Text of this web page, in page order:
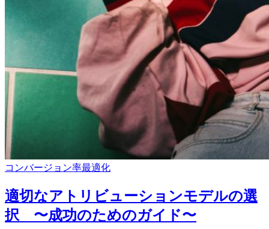
コンバージョン率最適化
適切なアトリビューションモデルの選
択 〜成功のためのガイド〜